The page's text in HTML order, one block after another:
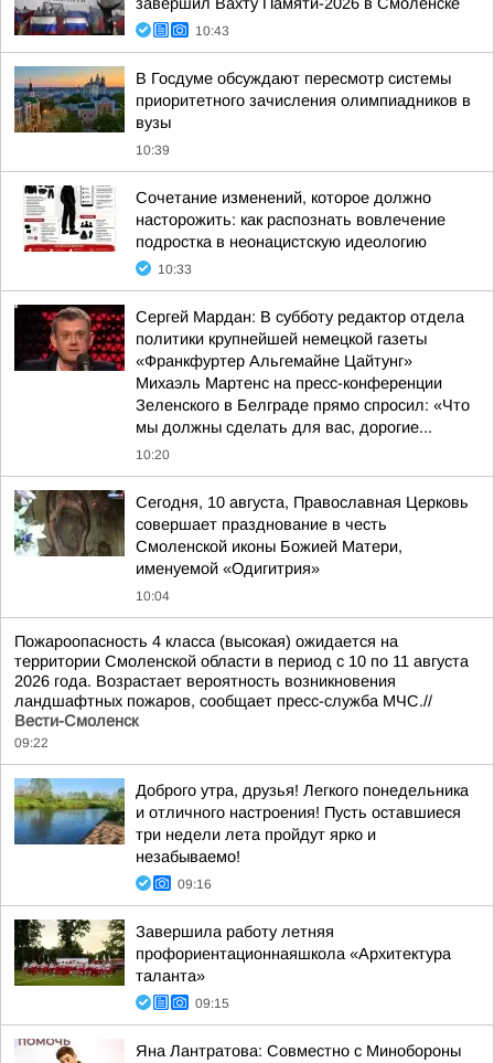
10:43
В Госдуме обсуждают пересмотр системы
приоритетного зачисления олимпиадников в
вузы
10:39
Сочетание изменений, которое должно
насторожить: как распознать вовлечение
подростка в неонацистскую идеологию
10:33
Сергей Мардан: В субботу редактор отдела
политики крупнейшей немецкой газеты
«Франкфуртер Альгемайне Цайтунг»
Михаэль Мартенс на пресс-конференции
Зеленского в Белграде прямо спросил: «Что
мы должны сделать для вас, дорогие...
10:20
Сегодня, 10 августа, Православная Церковь
совершает празднование в честь
Смоленской иконы Божией Матери,
именуемой «Одигитрия»
10:04
Пожароопасность 4 класса (высокая) ожидается на
территории Смоленской области в период с 10 по 11 августа
2026 года. Возрастает вероятность возникновения
ландшафтных пожаров, сообщает пресс-служба МЧС.//
Вести-Смоленск
09:22
Доброго утра, друзья! Легкого понедельника
и отличного настроения! Пусть оставшиеся
три недели лета пройдут ярко и
незабываемо!
09:16
Завершила работу летняя
профориентационнаяшкола «Архитектура
таланта»
09:15
Яна Лантратова: Совместно с Минобороны